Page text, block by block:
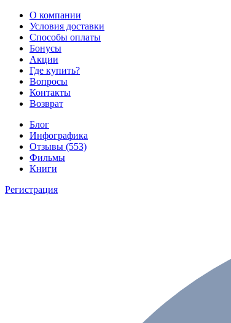
О компании
Условия доставки
Способы оплаты
Бонусы
Акции
Где купить?
Вопросы
Контакты
Возврат
Блог
Инфографика
Отзывы (553)
Фильмы
Книги
Регистрация